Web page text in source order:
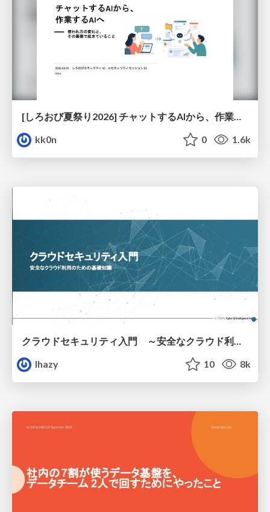
kk0n
0 1.6k
クラウドセキュリティ入門 ～安全なクラウド利用のための基礎知識～
lhazy
10 8k